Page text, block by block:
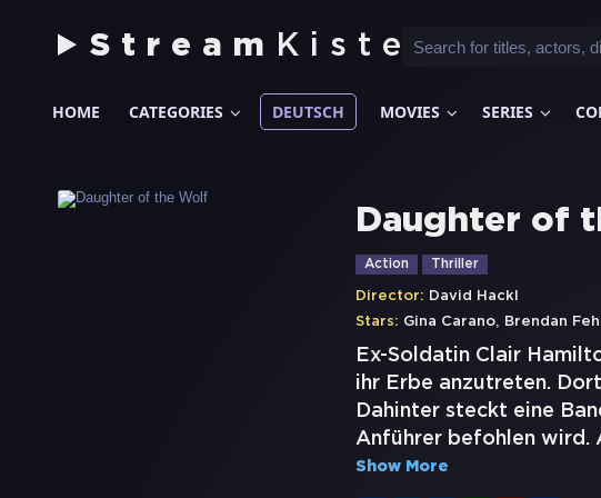
Stream Kiste
HOME CATEGORIES DEUTSCH MOVIES SERIES
Daughter of
Action Thriller
Director: David Hackl
Stars: Gina Carano, Brendan
Ex-Soldatin Clair
ihr Erbe anzutreten.
Dahinter steckt eine
Anführer befohlen wird.
Show More